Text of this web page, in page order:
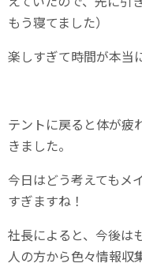
もう寝てました）
楽しすぎて時間が本当
テントに戻ると体が疲
きました。
今日はどう考えてもメ
すぎますね！
社長によると、今後は
人の方から色々情報収